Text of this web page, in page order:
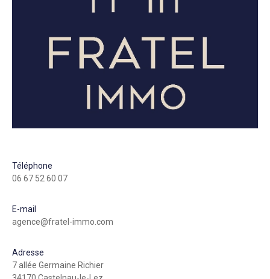
Téléphone
06 67 52 60 07
E-mail
agence@fratel-immo.com
Adresse
7 allée Germaine Richier